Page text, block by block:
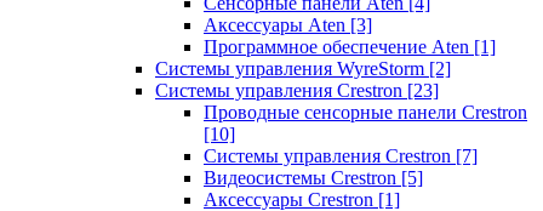
Аксессуары Aten [3]
Программное обеспечение Aten [1]
Системы управления WyreStorm [2]
Системы управления Crestron [23]
Проводные сенсорные панели Crestron
[10]
Системы управления Crestron [7]
Видеосистемы Crestron [5]
Аксессуары Crestron [1]